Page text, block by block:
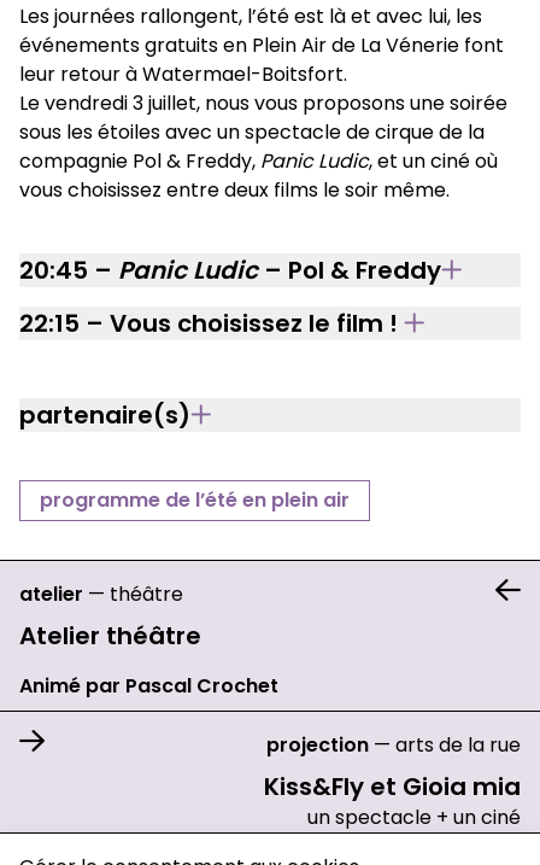
Les journées rallongent, l’été est là et avec lui, les
événements gratuits en Plein Air de La Vénerie font
leur retour à Watermael-Boitsfort.
Le vendredi 3 juillet, nous vous proposons une soirée
sous les étoiles avec un spectacle de cirque de la
compagnie Pol & Freddy, Panic Ludic, et un ciné où
vous choisissez entre deux films le soir même.
20:45 – Panic Ludic– Pol & Freddy
22:15 – Vous choisissez le film !
partenaire(s)
programme de l’été en plein air
atelier — théâtre
Atelier théâtre
Animé par Pascal Crochet
projection — arts de la rue
Kiss&Fly et Gioia mia
un spectacle + un ciné